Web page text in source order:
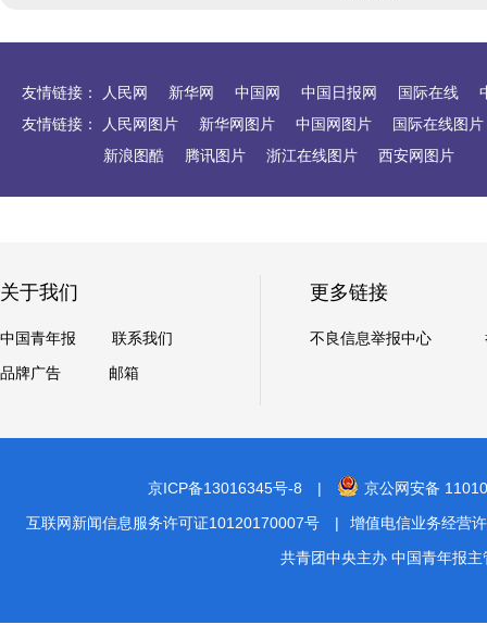
友情链接： 人民网 新华网 中国网 中国日报网 国际在线
友情链接：
人民网图片 新华网图片 中国网图片
国际在线图片
新浪图酷
腾讯图片 浙江在线图片 西安网图片
关于我们
中国青年报
联系我们
品牌广告
邮箱
更多链接
不良信息举报中心
京ICP备13016345号-8 |
京公网安备
互联网新闻信息服务许可证10120170007号
|
增值电信业务经营
共青团中央主办 中国青年报